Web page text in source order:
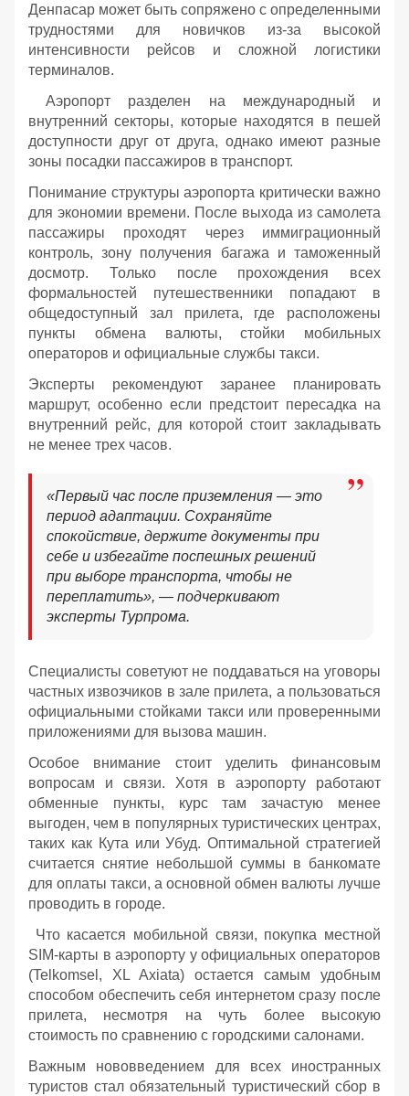
Денпасар может быть сопряжено с определенными
трудностями для новичков из-за высокой
интенсивности рейсов и сложной логистики
терминалов.
Аэропорт разделен на международный и
внутренний секторы, которые находятся в пешей
доступности друг от друга, однако имеют разные
зоны посадки пассажиров в транспорт.
Понимание структуры аэропорта критически важно
для экономии времени. После выхода из самолета
пассажиры проходят через иммиграционный
контроль, зону получения багажа и таможенный
досмотр. Только после прохождения всех
формальностей путешественники попадают в
общедоступный зал прилета, где расположены
пункты обмена валюты, стойки мобильных
операторов и официальные службы такси.
Эксперты рекомендуют заранее планировать
маршрут, особенно если предстоит пересадка на
внутренний рейс, для которой стоит закладывать
не менее трех часов.
«Первый час после приземления — это
период адаптации. Сохраняйте
спокойствие, держите документы при
себе и избегайте поспешных решений
при выборе транспорта, чтобы не
переплатить», — подчеркивают
эксперты Турпрома.
Специалисты советуют не поддаваться на уговоры
частных извозчиков в зале прилета, а пользоваться
официальными стойками такси или проверенными
приложениями для вызова машин.
Особое внимание стоит уделить финансовым
вопросам и связи. Хотя в аэропорту работают
обменные пункты, курс там зачастую менее
выгоден, чем в популярных туристических центрах,
таких как Кута или Убуд. Оптимальной стратегией
считается снятие небольшой суммы в банкомате
для оплаты такси, а основной обмен валюты лучше
проводить в городе.
Что касается мобильной связи, покупка местной
SIM-карты в аэропорту у официальных операторов
(Telkomsel, XL Axiata) остается самым удобным
способом обеспечить себя интернетом сразу после
прилета, несмотря на чуть более высокую
стоимость по сравнению с городскими салонами.
Важным нововведением для всех иностранных
туристов стал обязательный туристический сбор в